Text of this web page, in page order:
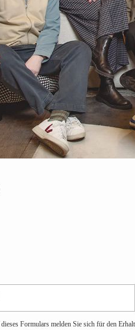
Formulars melden Sie sich für den